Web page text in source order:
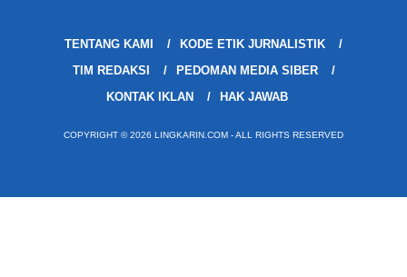
TENTANG KAMI
KODE ETIK JURNALISTIK
TIM REDAKSI
PEDOMAN MEDIA SIBER
KONTAK IKLAN
HAK JAWAB
COPYRIGHT © 2026 LINGKARIN.COM - ALL RIGHTS RESERVED